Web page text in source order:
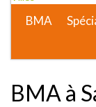
BMA
BMA à